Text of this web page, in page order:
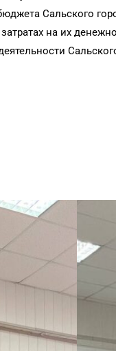
Сальского
на их